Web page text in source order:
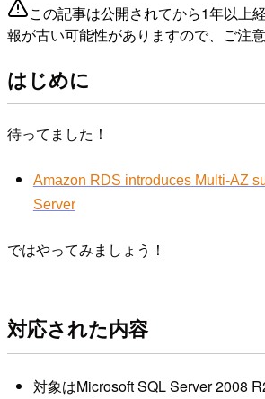
この記事は公開されてから1年以上
報が古い可能性がありますので、ご注意
はじめに
待ってました！
Amazon RDS introduces Multi-AZ
Server
ではやってみましょう！
対応された内容
対象はMicrosoft SQL Server 2008